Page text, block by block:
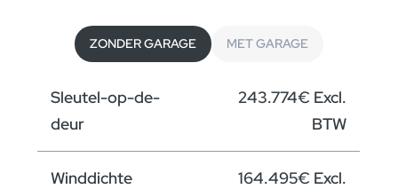
ZONDER GARAGE MET GARAGE
Sleutel-op-de-
deur
243.774€ Excl.
BTW
Winddichte
164.495€ Excl.